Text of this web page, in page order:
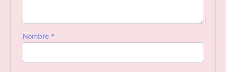
Nombre *